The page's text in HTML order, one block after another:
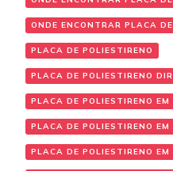
ONDE ENCONTRAR PLACA
PLACA DE POLIESTIRENO
PLACA DE POLIESTIRENO
PLACA DE POLIESTIRENO EM
PLACA DE POLIESTIRENO
PLACA DE POLIESTIRENO EM